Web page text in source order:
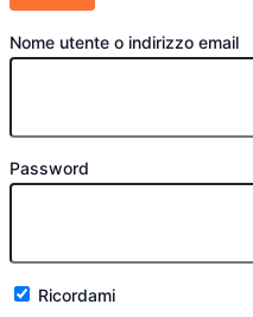
Nome utente o indirizzo email
Password
Ricordami